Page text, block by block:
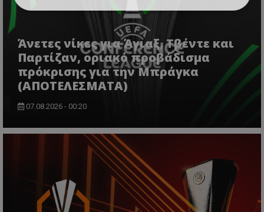
Άνετες νίκες για Άγιαξ, Τβέντε και
Παρτίζαν, οριακό προβάδισμα
πρόκρισης για την Μπράγκα
(ΑΠΟΤΕΛΕΣΜΑΤΑ)
07.08.2026 - 00:20